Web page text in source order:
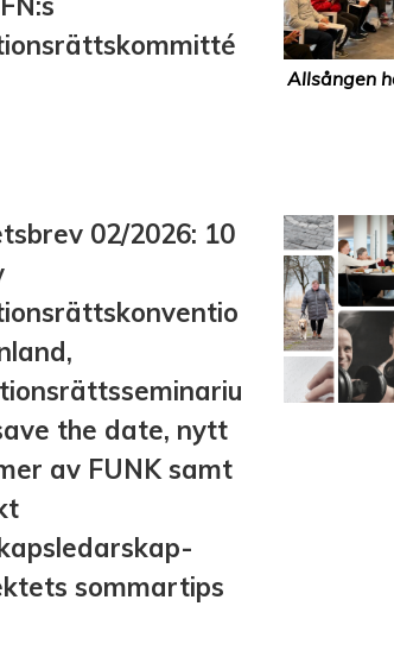
Allsången
02/2026: 10
the date, nytt
av FUNK samt
sommartips